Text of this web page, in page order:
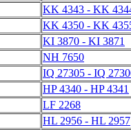
KK 4343 - KK
KK 4350 - KK
KI 3870 - KI 3871
NH 7650
IQ 27305 - IQ
HP 4340 - HP 4341
LF 2268
HL 2956 - HL 2957